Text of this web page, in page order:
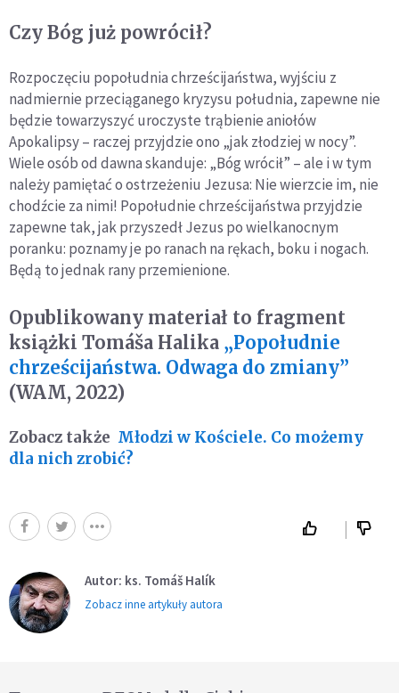
Czy Bóg już powrócił?
Rozpoczęciu popołudnia chrześcijaństwa, wyjściu z
nadmiernie przeciąganego kryzysu południa, zapewne nie
będzie towarzyszyć uroczyste trąbienie aniołów
Apokalipsy – raczej przyjdzie ono „jak złodziej w nocy”.
Wiele osób od dawna skanduje: „Bóg wrócił” – ale i w tym
należy pamiętać o ostrzeżeniu Jezusa: Nie wierzcie im, nie
chodźcie za nimi! Popołudnie chrześcijaństwa przyjdzie
zapewne tak, jak przyszedł Jezus po wielkanocnym
poranku: poznamy je po ranach na rękach, boku i nogach.
Będą to jednak rany przemienione.
Opublikowany materiał to fragment
książki Tomáša Halika „Popołudnie
chrześcijaństwa. Odwaga do zmiany”
(WAM, 2022)
Zobacz także Młodzi w Kościele. Co możemy
dla nich zrobić?
Autor: ks. Tomáš Halík
Zobacz inne artykuły autora